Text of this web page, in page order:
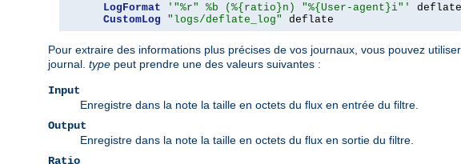
LogFormat
'"%r" %b (%{ratio}n) "%{User-agent}i"'
deflate
CustomLog
"logs/deflate_log" deflate
Pour extraire des informations plus précises de vos journaux, vous pouvez
journal. type peut prendre une des valeurs suivantes :
Input
Enregistre dans la note la taille en octets du flux en entrée du filtre.
Output
Enregistre dans la note la taille en octets du flux en sortie du filtre.
Ratio